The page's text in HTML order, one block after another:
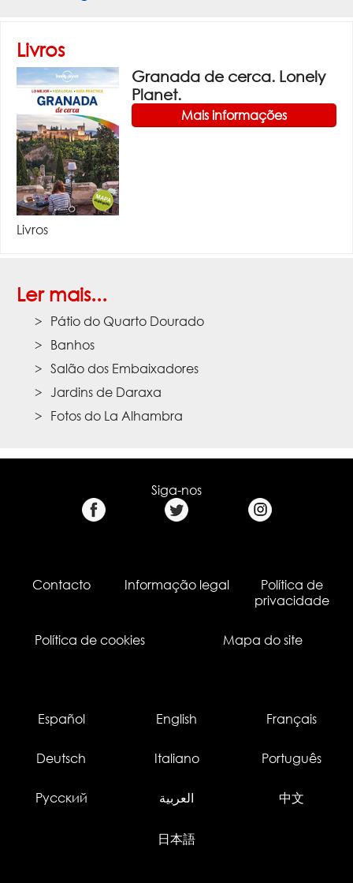
Livros
Granada de cerca. Lonely
Planet.
Mais informações
Livros
Ler mais...
Pátio do Quarto Dourado
Banhos
Salão dos Embaixadores
Jardins de Daraxa
Fotos do La Alhambra
Siga-nos
Contacto Informação legal
Política de
privacidade
Política de cookies Mapa do site
Español English Français
Deutsch Italiano Português
Русский العربية 中文
日本語